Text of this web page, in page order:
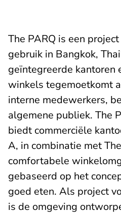
The PARQ is een
gebruik in Bangkok,
geïntegreerde kantoren
winkels tegemoetkomt
interne medewerkers,
algemene publiek. The
biedt commerciële
A, in combinatie met
comfortabele
gebaseerd op het
goed eten. Als project
is de omgeving